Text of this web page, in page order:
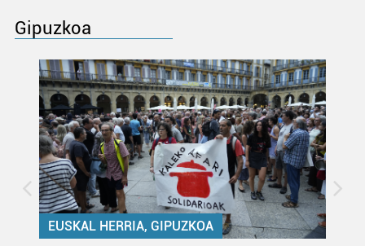
Gipuzkoa
EUSKAL HERRIA, GIPUZKOA